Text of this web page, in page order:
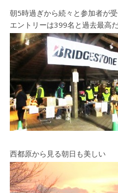
朝5時過ぎから続々と参加者が
エントリーは399名と過去最高
西都原から見る朝日も美しい